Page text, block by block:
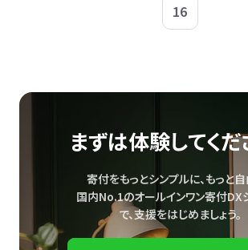
16
まずは体験してくだ
寄付をもっとシンプルに、もっと自
国内No.1のオールインワン寄付DX
で、支援をはじめましょう。